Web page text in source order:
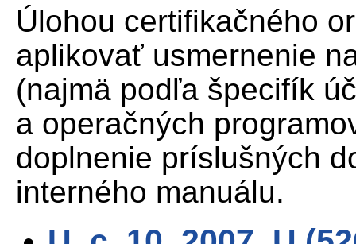
Úlohou certifikačného
aplikovať usmernenie
(najmä podľa špecifík
a operačných
doplnenie príslušných
interného manuálu.